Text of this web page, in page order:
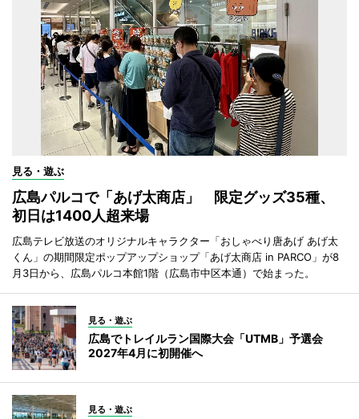
見る・遊ぶ
広島パルコで「あげ太商店」 限定グッズ35種、
初日は1400人超来場
広島テレビ放送のオリジナルキャラクター「おしゃべり唐あげ あげ太
くん」の期間限定ポップアップショップ「あげ太商店 in PARCO」が8
月3日から、広島パルコ本館1階（広島市中区本通）で始まった。
見る・遊ぶ
広島でトレイルラン国際大会「UTMB」予選会
2027年4月に初開催へ
見る・遊ぶ